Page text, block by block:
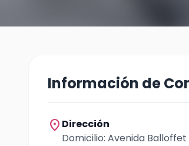
Información de
location_on Dirección
Domicilio: Avenida